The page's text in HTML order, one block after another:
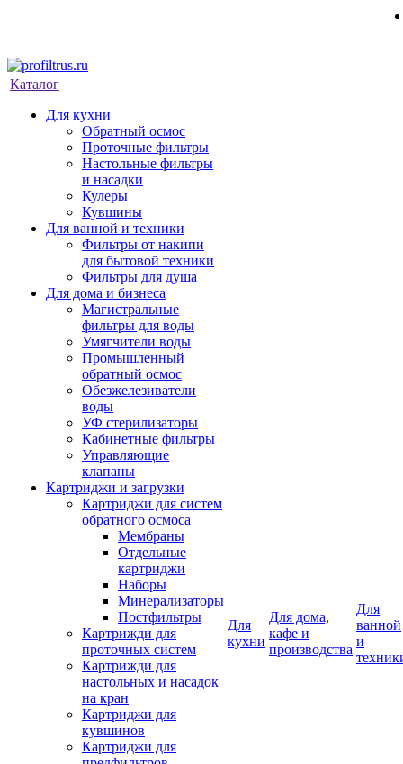
Каталог
Для кухни
Обратный осмос
Проточные фильтры
Настольные фильтры
и насадки
Кулеры
Кувшины
Для ванной и техники
Фильтры от накипи
для бытовой техники
Фильтры для душа
Для дома и бизнеса
Магистральные
фильтры для воды
Умягчители воды
Промышленный
обратный осмос
Обезжелезиватели
воды
УФ стерилизаторы
Кабинетные фильтры
Управляющие
клапаны
Картриджи и загрузки
Картриджи для систем
обратного осмоса
Мембраны
Отдельные
картриджи
Наборы
Минерализаторы
Постфильтры
Картрижди для
проточных систем
Картрижди для
настольных и насадок
на кран
Картриджи для
кувшинов
Картриджи для
Для
кухни
Для дома,
кафе и
производства
Для
ванной
и